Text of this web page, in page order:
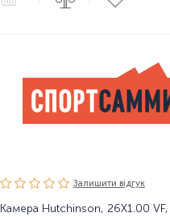
Залишити вiдгук
Камера Hutchinson, 26X1.00 VF,